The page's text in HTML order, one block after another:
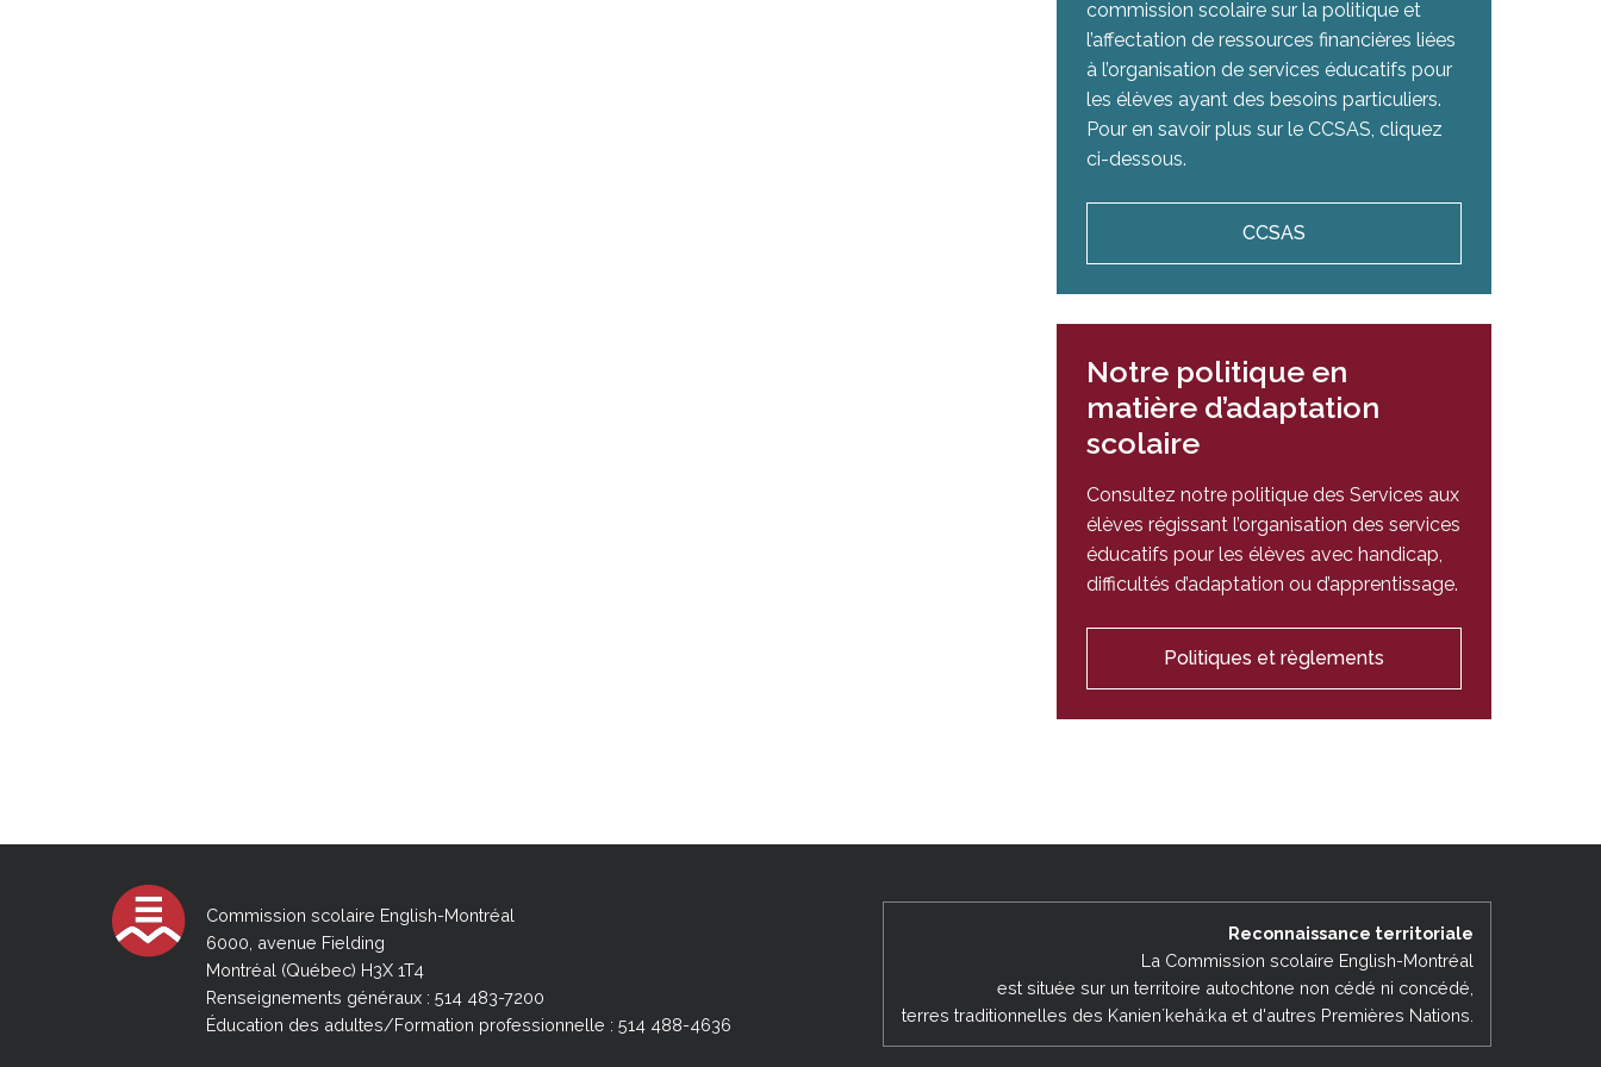
commission scolaire sur la politique et
l’affectation de ressources financières liées
à l’organisation de services éducatifs pour
les élèves ayant des besoins particuliers.
Pour en savoir plus sur le CCSAS, cliquez
ci-dessous.
CCSAS
Notre politique en
matière d’adaptation
scolaire
Consultez notre politique des Services aux
élèves régissant l’organisation des services
éducatifs pour les élèves avec handicap,
difficultés d’adaptation ou d’apprentissage.
Politiques et règlements
Commission scolaire English-Montréal
6000, avenue Fielding
Montréal (Québec) H3X 1T4
Renseignements généraux : 514 483-7200
Éducation des adultes/Formation professionnelle : 514 488-4636
Reconnaissance territoriale
La Commission scolaire English-Montréal
est située sur un territoire autochtone non cédé ni concédé,
terres traditionnelles des Kanienʼkehá:ka et d'autres Premières Nations.